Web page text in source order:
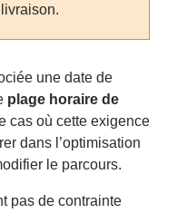
une date de
plage horaire de
cas où cette exigence
dans l’optimisation
le parcours.
pas de contrainte